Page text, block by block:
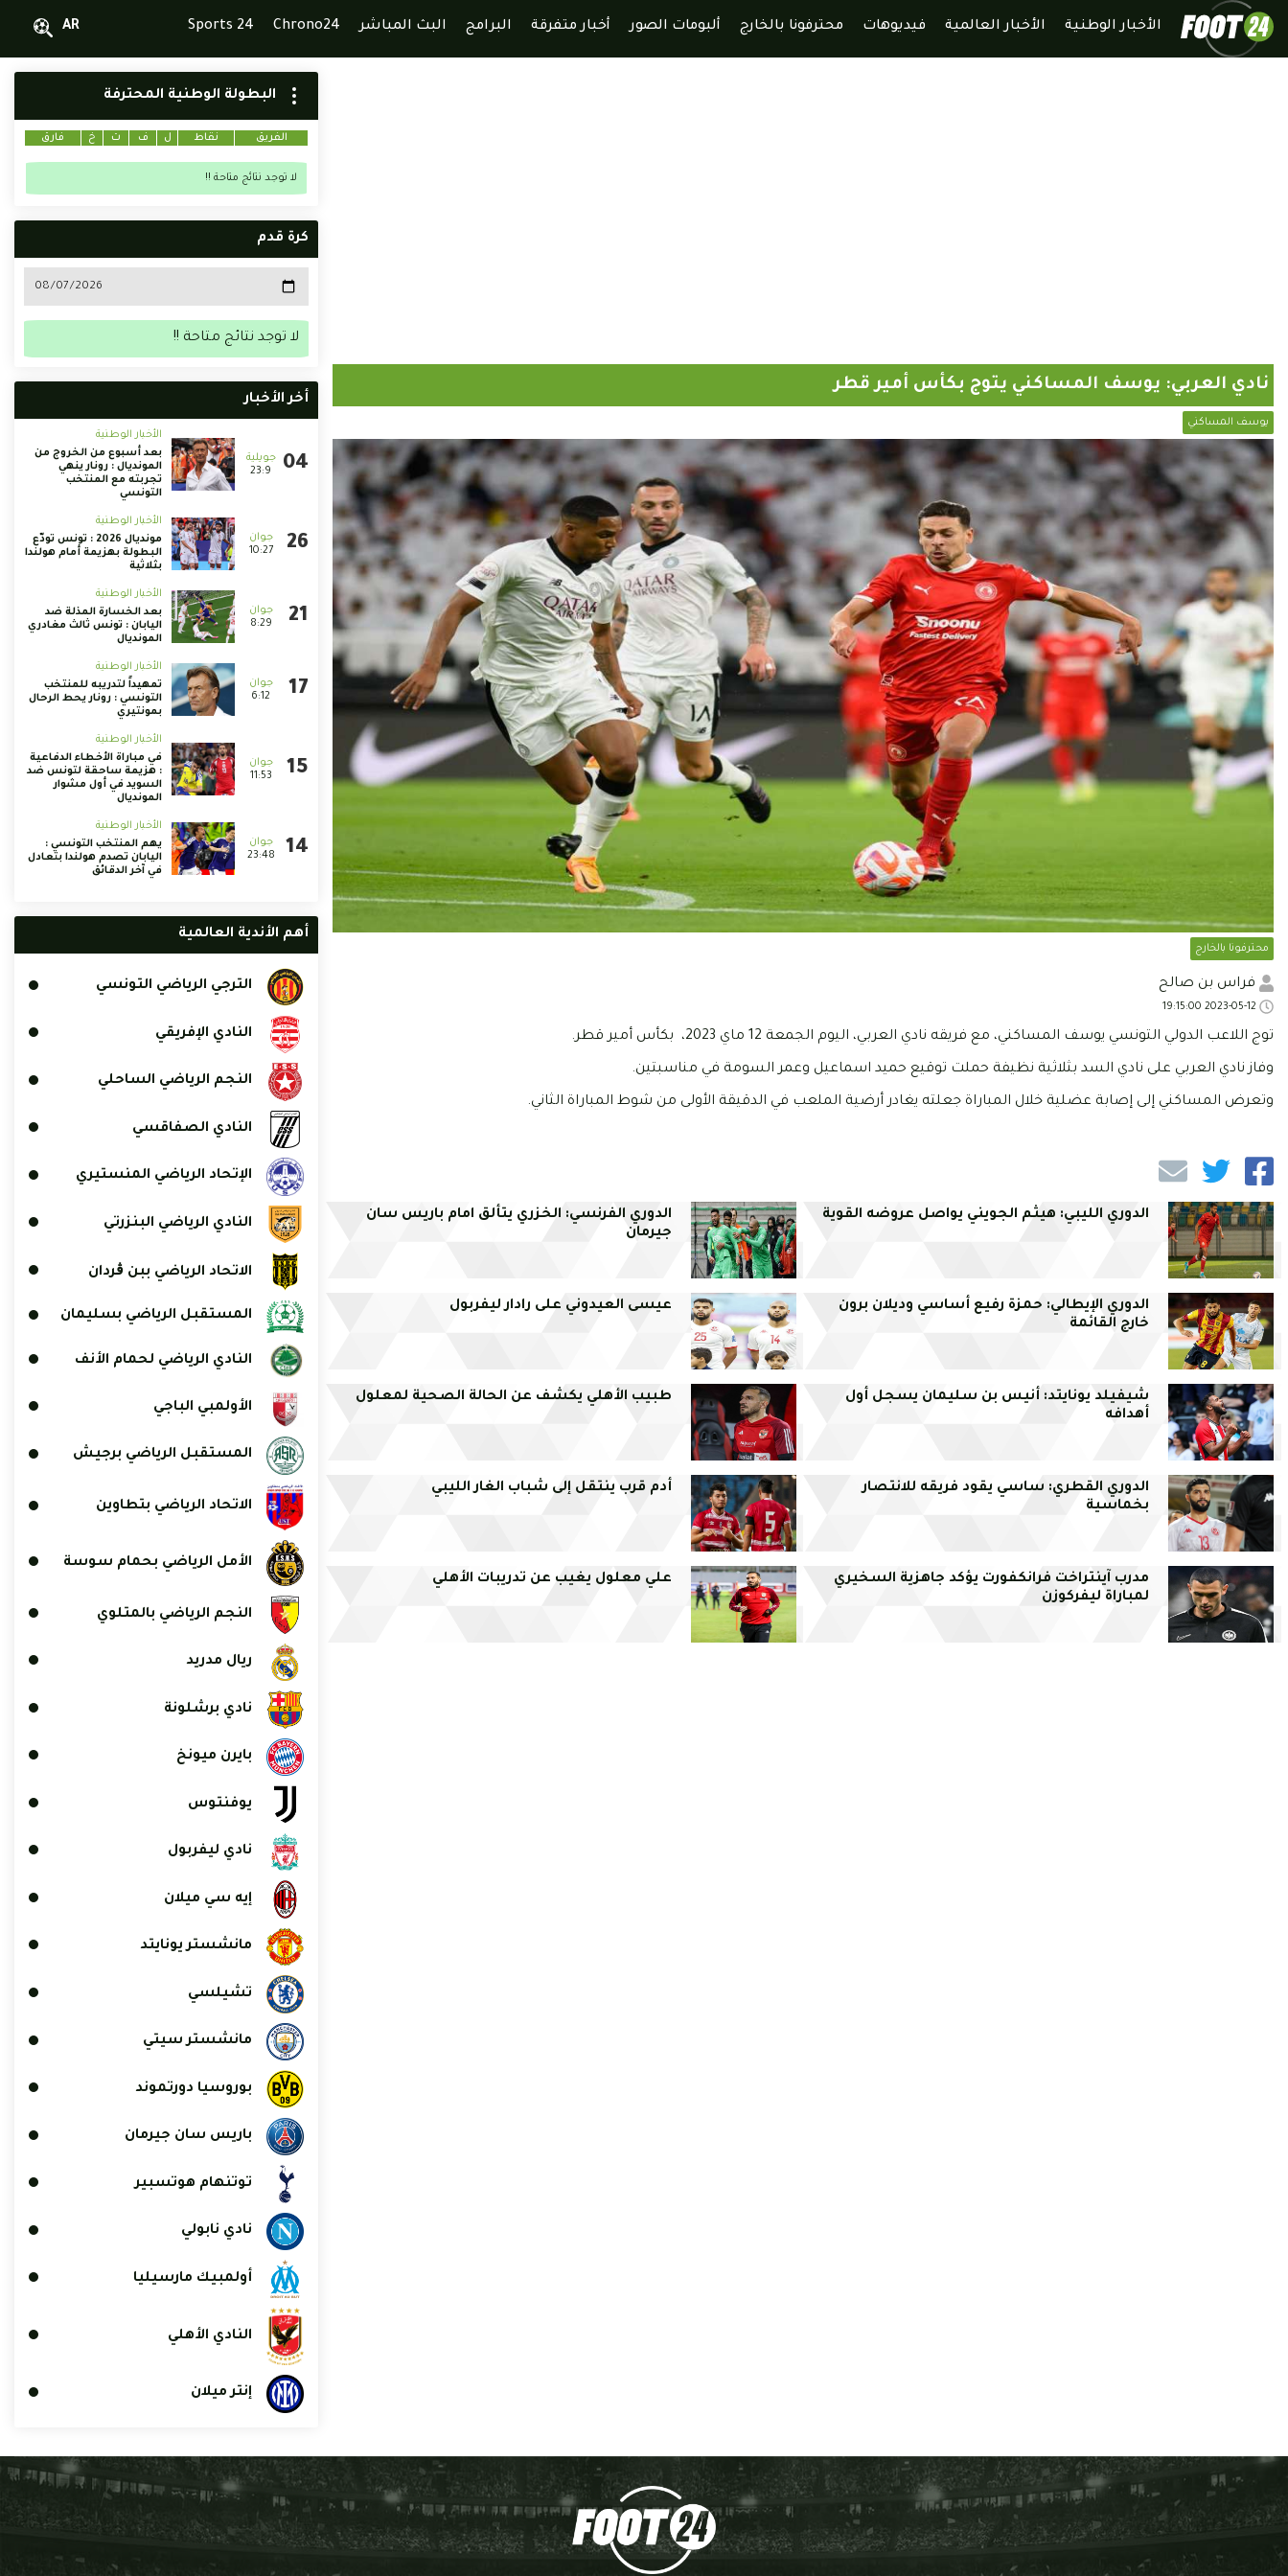
الأخبار الوطنية الأخبار العالمية فيديوهات محترفونا بالخارج ألبومات الصور أخبار متفرقة البرامج البث المباشر Chrono24
Sports 24
AR
نادي العربي: يوسف المساكني يتوج بكأس أمير قطر
يوسف المساكني
محترفونا بالخارج
فراس بن صالح
توج اللاعب الدولي التونسي يوسف المساكني، مع فريقه نادي العربي، اليوم الجمعة 12 ماي 2023، بكأس أمير قطر.
وفاز نادي العربي على نادي السد بثلاثية نظيفة حملت توقيع حميد اسماعيل وعمر السومة في مناسبتين.
وتعرض المساكني إلى إصابة عضلية خلال المباراة جعلته يغادر أرضية الملعب في الدقيقة الأولى من شوط المباراة الثاني.
الدوري الليبي: هيثم الجويني يواصل عروضه القوية
الدوري الفرنسي: الخزري يتألق امام باريس سان
جيرمان
الدوري الإيطالي: حمزة رفيع أساسي وديلان برون
خارج القائمة
عيسى العيدوني على رادار ليفربول
شيفيلد يونايتد: أنيس بن سليمان يسجل أول
أهدافه
طبيب الأهلي يكشف عن الحالة الصحية لمعلول
الدوري القطري: ساسي يقود فريقه للانتصار
بخماسية
أدم قرب ينتقل إلى شباب الغار الليبي
مدرب آينتراخت فرانكفورت يؤكد جاهزية السخيري
لمباراة ليفركوزن
علي معلول يغيب عن تدريبات الأهلي
البطولة الوطنية المحترفة
الفريق نقاط ل ف ت خ فارق
لا توجد نتائج متاحة !!
كرة قدم
لا توجد نتائج متاحة !!
أخر الأخبار
23:9
الأخبار الوطنية
بعد أسبوع من الخروج من
المونديال : رونار ينهي
تجربته مع المنتخب
التونسي
10:27
الأخبار الوطنية
مونديال 2026 : تونس تودّع
البطولة بهزيمة أمام هولندا
بثلاثية
8:29
الأخبار الوطنية
بعد الخسارة المذلة ضد
اليابان : تونس ثالث مغادري
المونديال
6:12
الأخبار الوطنية
تمهيداً لتدريبه للمنتخب
التونسي : رونار يحط الرحال
بمونتيري
11:53
الأخبار الوطنية
في مباراة الأخطاء الدفاعية
: هزيمة ساحقة لتونس ضد
السويد في أول مشوار
المونديال
23:48
الأخبار الوطنية
يهم المنتخب التونسي :
اليابان تصدم هولندا بتعادل
في آخر الدقائق
أهم الأندية العالمية
الترجي الرياضي التونسي
النادي الإفريقي
النجم الرياضي الساحلي
النادي الصفاقسي
الإتحاد الرياضي المنستيري
النادي الرياضي البنزرتي
الاتحاد الرياضي ببن ڨردان
المستقبل الرياضي بسليمان
النادي الرياضي لحمام الأنف
الأولمبي الباجي
المستقبل الرياضي برجيش
الاتحاد الرياضي بتطاوين
الأمل الرياضي بحمام سوسة
النجم الرياضي بالمتلوي
ريال مدريد
نادي برشلونة
بايرن ميونخ
يوفنتوس
نادي ليفربول
إيه سي ميلان
مانشستر يونايتد
تشيلسي
مانشستر سيتي
بوروسيا دورتموند
باريس سان جيرمان
توتنهام هوتسبير
نادي نابولي
أولمبيك مارسيليا
النادي الأهلي
إنتر ميلان